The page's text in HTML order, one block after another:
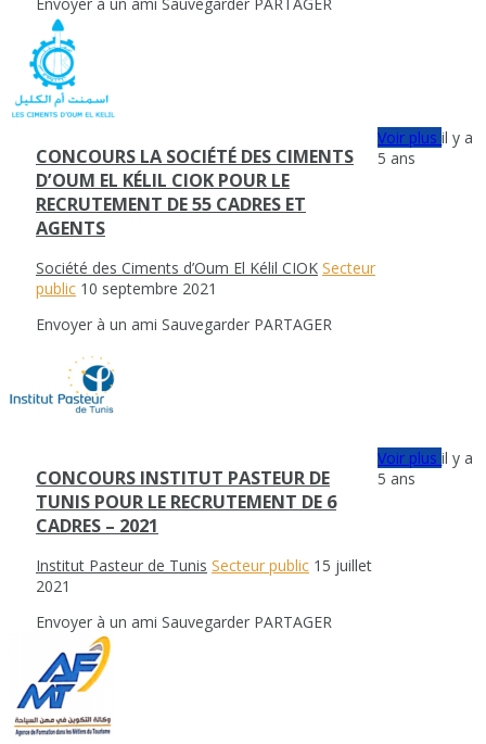
CONCOURS LA SOCIÉTÉ DES CIMENTS
D’OUM EL KÉLIL CIOK POUR LE
RECRUTEMENT DE 55 CADRES ET
AGENTS
Société des Ciments d’Oum El Kélil CIOK Secteur
public 10 septembre 2021
Envoyer à un ami Sauvegarder PARTAGER
Voir plusil y a
5 ans
CONCOURS INSTITUT PASTEUR DE
TUNIS POUR LE RECRUTEMENT DE 6
CADRES – 2021
Institut Pasteur de Tunis Secteur public 15 juillet
2021
Envoyer à un ami Sauvegarder PARTAGER
Voir plusil y a
5 ans